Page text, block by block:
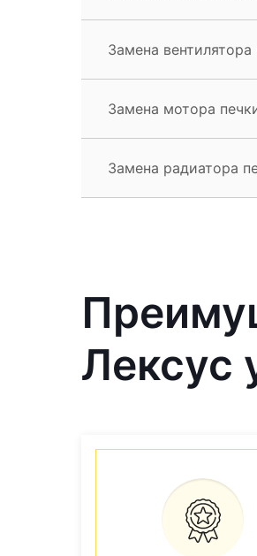
Замена вентилятора
Замена мотора
Замена радиатора
Лексус